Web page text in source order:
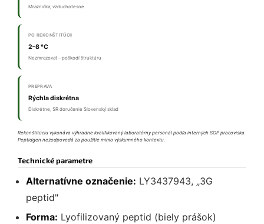
Mraznička, vzduchotesne
PO REKONŠTITÚCII
2–8 °C
Nezmrazovať – poškodí štruktúru
PREPRAVA
Rýchla diskrétna
Diskrétne, SR doručenie Slovenský sklad
Rekonštitúciu vykonáva výhradne kvalifikovaný laboratórny personál podľa interných SOP pracoviska.
Peptidgen nezodpovedá za použitie mimo výskumného kontextu.
Technické parametre
Alternatívne označenie: LY3437943, „3G
peptid"
Forma: Lyofilizovaný peptid (biely prášok)